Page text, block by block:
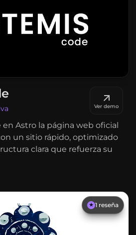
Ver demo
en Astro la página web oficial
un sitio rápido, optimizado
clara que refuerza su
★ 1 reseña